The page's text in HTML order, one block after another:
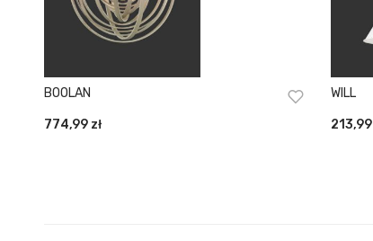
BOOLAN
774,99 zł
WILL
213,99